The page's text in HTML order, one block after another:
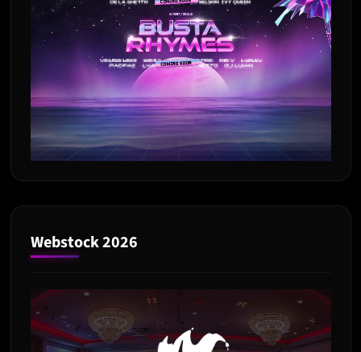
Webstock 2026